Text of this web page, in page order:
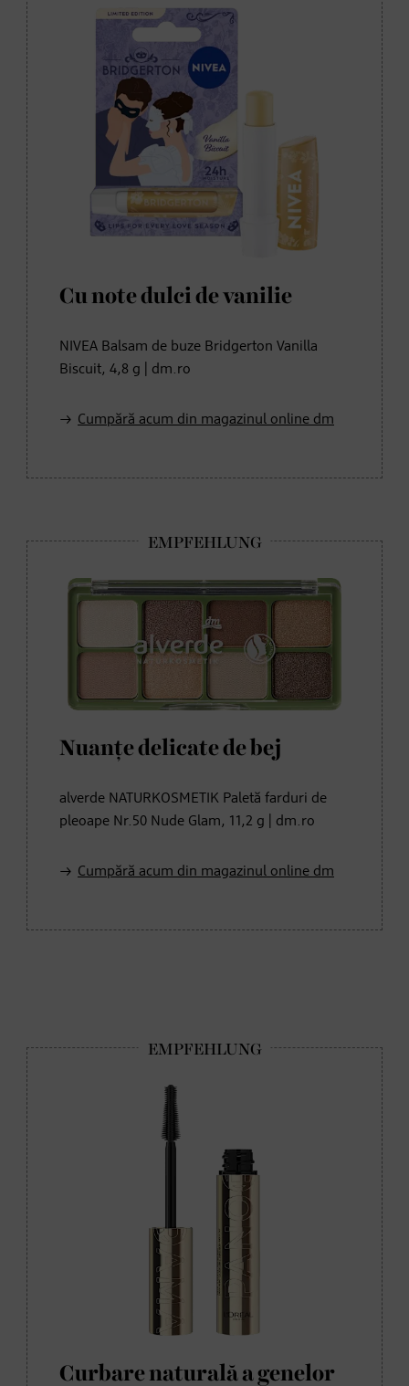
Cu note dulci de vanilie
NIVEA Balsam de buze Bridgerton Vanilla
Biscuit, 4,8 g | dm.ro
Cumpără acum din magazinul online dm
Nuanțe delicate de bej
alverde NATURKOSMETIK Paletă farduri de
pleoape Nr.50 Nude Glam, 11,2 g | dm.ro
Cumpără acum din magazinul online dm
Curbare naturală a genelor